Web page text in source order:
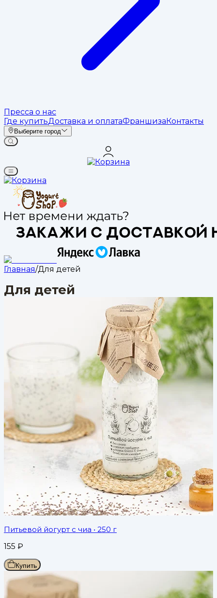
Пресса о нас
Где купитьДоставка и оплатаФраншизаКонтакты
Выберите город
Главная/Для детей
Для детей
Питьевой йогурт с чиа • 250 г
155 ₽
Купить